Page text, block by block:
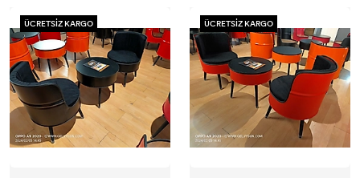
ÜCRETSİZ KARGO ÜCRETSİZ KARGO